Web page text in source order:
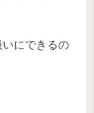
にできるの